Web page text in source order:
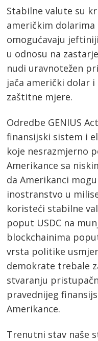
Stabilne valute su
američkim dolarima
omogućavaju
u odnosu na
nudi uravnotežen
jača američki dolar
zaštitne mjere.
Odredbe GENIUS
finansijski sistem i
koje nesrazmjerno
Amerikance sa
da Amerikanci
inostranstvo u
koristeći stabilne
poput USDC na
blockchainima
vrsta politike
demokrate trebale
stvaranju
pravednijeg
Amerikance.
Trenutni stav naše